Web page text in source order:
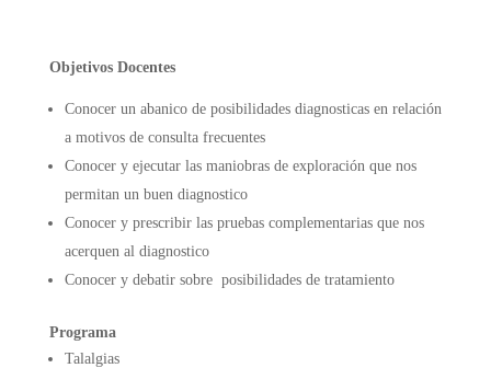
Objetivos Docentes
Conocer un abanico de posibilidades diagnosticas en relación
a motivos de consulta frecuentes
Conocer y ejecutar las maniobras de exploración que nos
permitan un buen diagnostico
Conocer y prescribir las pruebas complementarias que nos
acerquen al diagnostico
Conocer y debatir sobre posibilidades de tratamiento
Programa
Talalgias